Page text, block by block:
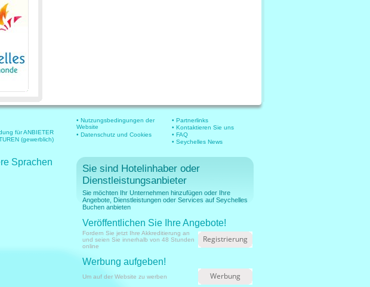
für ANBIETER
(gewerblich)
Sprachen
• Nutzungsbedingungen der
Website
• Datenschutz und Cookies
• Partnerlinks
• Kontaktieren Sie uns
• FAQ
• Seychelles News
Sie sind Hotelinhaber oder
Dienstleistungsanbieter
Sie möchten Ihr Unternehmen hinzufügen oder Ihre
Angebote, Dienstleistungen oder Services auf Seychelles
Buchen anbieten
Veröffentlichen Sie Ihre Angebote!
Fordern Sie jetzt Ihre Akkreditierung an
und seien Sie innerhalb von 48 Stunden
online
Registrierung
Werbung aufgeben!
Um auf der Website zu werben Werbung